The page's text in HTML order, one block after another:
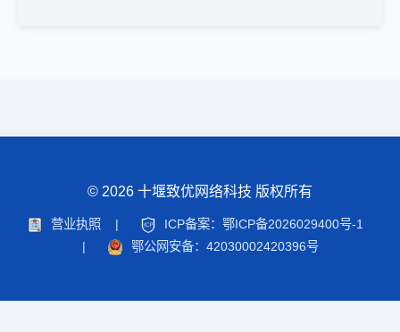
© 2026 十堰致优网络科技 版权所有
营业执照 |
ICP备案：鄂ICP备2026029400号-1
|
鄂公网安备：42030002420396号